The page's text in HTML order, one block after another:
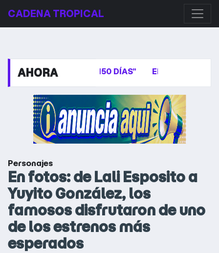
CADENA TROPICAL
AHORA
SENADO APROBÓ Y GIRÓ A LA CÁMARA DE
Personajes
En fotos: de Lali Esposito a
Yuyito González, los
famosos disfrutaron de uno
de los estrenos más
esperados